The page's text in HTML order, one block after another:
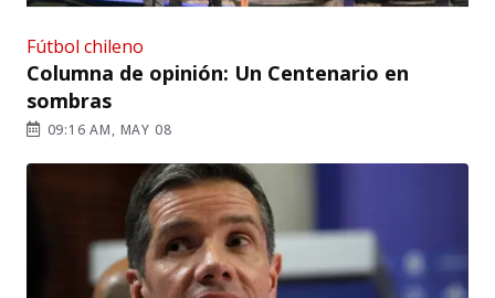
Fútbol chileno
Columna de opinión: Un Centenario en
sombras
09:16 AM, MAY 08